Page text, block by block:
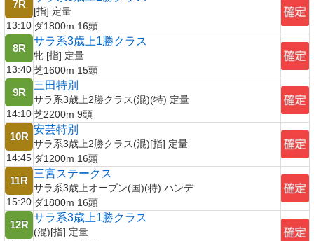
7R
13:10
[指] 定量
ダ1800m 16頭
8R
13:40
サラ系3歳上1勝クラス
牝 [指] 定量
芝1600m 15頭
9R
14:10
三田特別
サラ系3歳上2勝クラス(混)(特) 定量
芝2200m 9頭
10R
14:45
安芸特別
サラ系3歳上2勝クラス(混)[指] 定量
ダ1200m 16頭
11R
15:20
三宮ステークス
サラ系3歳上オープン(国)(特) ハンデ
ダ1800m 16頭
12R
サラ系3歳上1勝クラス
(混)[指] 定量